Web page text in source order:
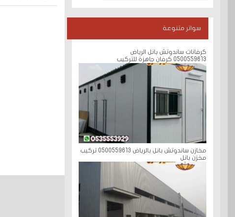
سواتر متنوعة
كرفانات ساندوتش بانل الرياض
0500559613 كرفان جاهزة للتركيب
مخازن ساندوتش بانل بالرياض 0500559613 تركيب
مخزن بانل